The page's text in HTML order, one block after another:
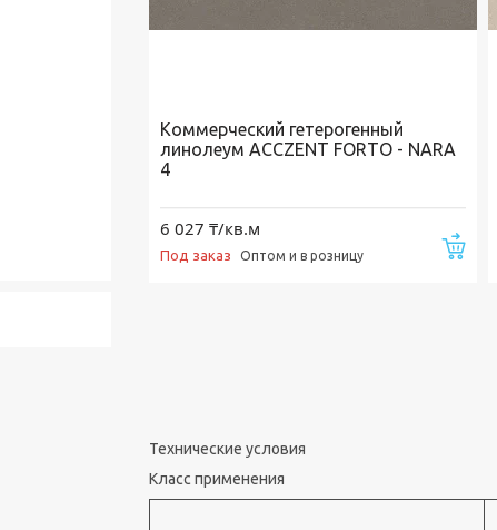
Коммерческий гетерогенный
линолеум ACCZENT FORTO - NARA
4
6 027 ₸/кв.м
Под заказ Оптом и в розницу
Технические условия
Класс применения